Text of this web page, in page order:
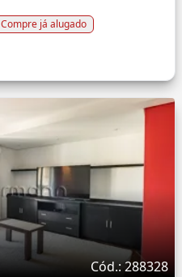
Compre já alugado
Cód.: 288328